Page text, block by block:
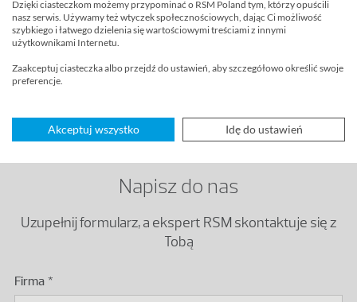
Tomasz JUCHNIEWICZ
Napisz do nas
Uzupełnij formularz, a ekspert RSM skontaktuje się z
Tobą
Firma
Dzięki ciasteczkom możemy przypominać o RSM Poland tym, którzy opuścili
nasz serwis. Używamy też wtyczek społecznościowych, dając Ci możliwość
szybkiego i łatwego dzielenia się wartościowymi treściami z innymi
użytkownikami Internetu.
Zaakceptuj ciasteczka albo przejdź do ustawień, aby szczegółowo określić swoje
preferencje.
Akceptuj wszystko Idę do ustawień